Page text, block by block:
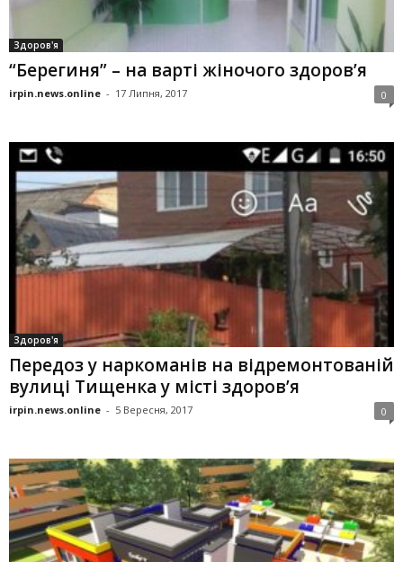
Здоров'я
“Берегиня” – на варті жіночого здоров’я
irpin.news.online - 17 Липня, 2017 0
Здоров'я
Передоз у наркоманів на відремонтованій
вулиці Тищенка у місті здоров’я
irpin.news.online - 5 Вересня, 2017 0